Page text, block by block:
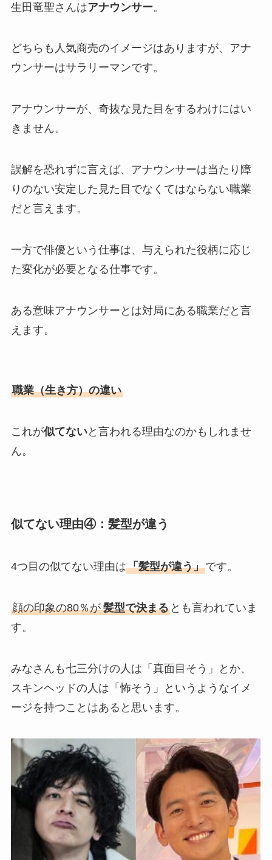
生田竜聖さんはアナウンサー。
どちらも人気商売のイメージはありますが、アナ
ウンサーはサラリーマンです。
アナウンサーが、奇抜な見た目をするわけにはい
きません。
誤解を恐れずに言えば、アナウンサーは当たり障
りのない安定した見た目でなくてはならない職業
だと言えます。
一方で俳優という仕事は、与えられた役柄に応じ
た変化が必要となる仕事です。
ある意味アナウンサーとは対局にある職業だと言
えます。
職業（生き方）の違い
これが似てないと言われる理由なのかもしれませ
ん。
似てない理由④：髪型が違う
4つ目の似てない理由は「髪型が違う」です。
顔の印象の80％が 髪型で決まるとも言われていま
す。
みなさんも七三分けの人は「真面目そう」とか、
スキンヘッドの人は「怖そう」というようなイメ
ージを持つことはあると思います。